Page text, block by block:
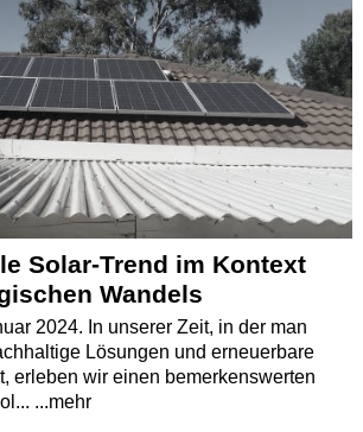
Solar-Trend im Kontext
Wandels
2024. In unserer Zeit, in der man
Lösungen und erneuerbare
erleben wir einen bemerkenswerten
...mehr